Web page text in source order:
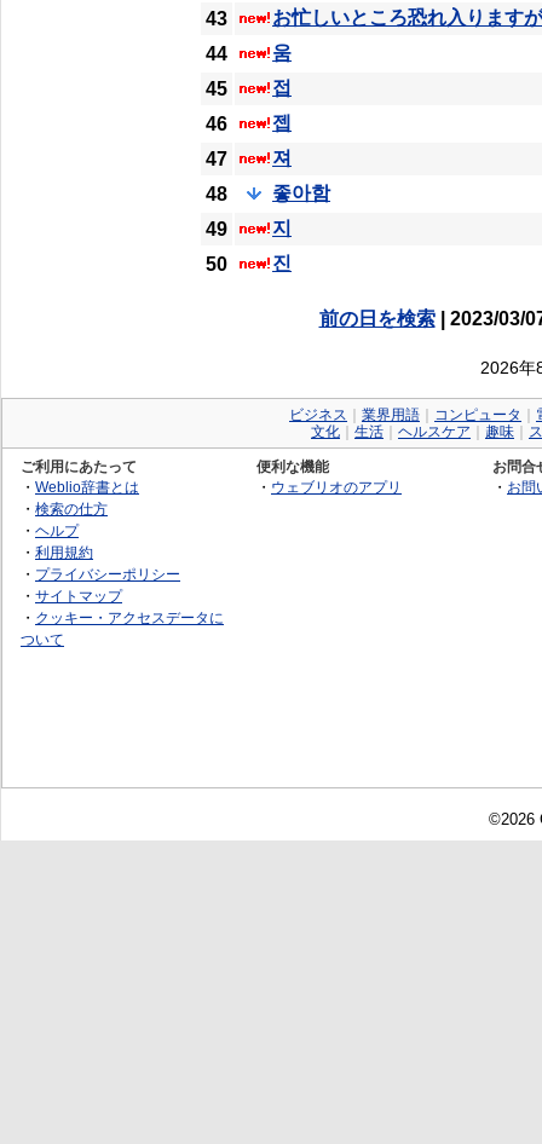
43
お忙しいところ恐れ入りますが
44
움
45
접
46
젭
47
져
48
좋아함
49
지
50
진
前の日を検索| 2023/03/
2026年
ビジネス 業界用語 コンピュータ
文化
生活 ヘルスケア 趣味
ご利用にあたって
・ Weblio辞書とは
・ 検索の仕方
・ ヘルプ
・ 利用規約
・ プライバシーポリシー
・ サイトマップ
・ クッキー・アクセスデータに
ついて
便利な機能
・ ウェブリオのアプリ
お問合
・ お問
©2026